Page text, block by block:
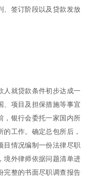
、签订阶段以及贷款发放
人就贷款条件初步达成一
、项目及担保措施等事宜
，银行会委托一家国内所
工作。确定总包所后，
目情况编制一份法律尽职
境外律师依据问题清单进
完整的书面尽职调查报告